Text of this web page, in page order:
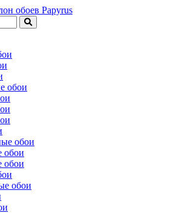
обои
обои
обои
обои
обои